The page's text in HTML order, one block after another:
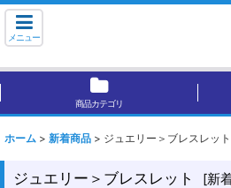
メニュー
商品カテゴリ
ホーム > 新着商品 > ジュエリー＞ブレスレット
ジュエリー＞ブレスレット [新